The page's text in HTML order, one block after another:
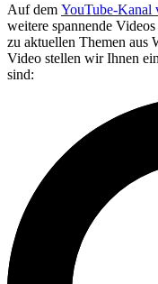
Auf dem YouTube-Kanal
weitere spannende
zu aktuellen Themen aus
Video stellen wir Ihnen
sind: